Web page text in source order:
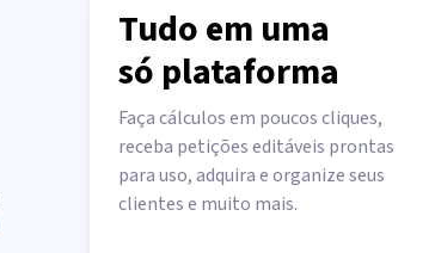
Tudo em uma
só plataforma
Faça cálculos em poucos cliques,
receba petições editáveis prontas
para uso, adquira e organize seus
clientes e muito mais.